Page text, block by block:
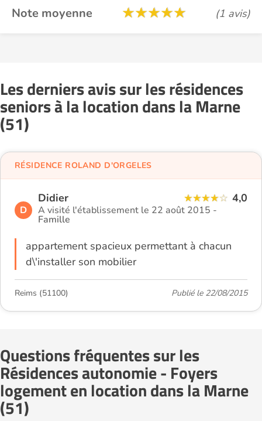
Note moyenne (1 avis)
Les derniers avis sur les résidences
seniors à la location dans la Marne
(51)
D
Didier 4,0
A visité l'établissement le 22 août 2015 -
Famille
appartement spacieux permettant à chacun
d\'installer son mobilier
RÉSIDENCE ROLAND D'ORGELES
Reims (51100) Publié le 22/08/2015
Questions fréquentes sur les
Résidences autonomie - Foyers
logement en location dans la Marne
(51)